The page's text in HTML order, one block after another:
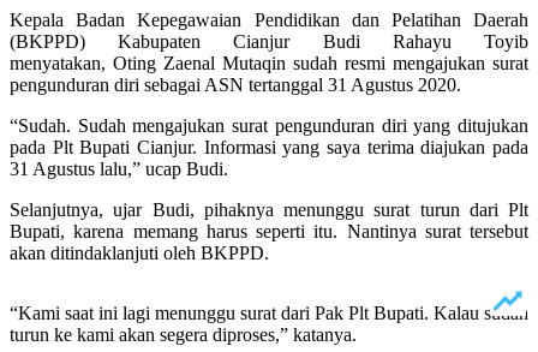
Kepala Badan Kepegawaian Pendidikan dan Pelatihan Daerah
(BKPPD) Kabupaten Cianjur Budi Rahayu Toyib
menyatakan, Oting Zaenal Mutaqin sudah resmi mengajukan surat
pengunduran diri sebagai ASN tertanggal 31 Agustus 2020.
“Sudah. Sudah mengajukan surat pengunduran diri yang ditujukan
pada Plt Bupati Cianjur. Informasi yang saya terima diajukan pada
31 Agustus lalu,” ucap Budi.
Selanjutnya, ujar Budi, pihaknya menunggu surat turun dari Plt
Bupati, karena memang harus seperti itu. Nantinya surat tersebut
akan ditindaklanjuti oleh BKPPD.
“Kami saat ini lagi menunggu surat dari Pak Plt Bupati. Kalau sudah
turun ke kami akan segera diproses,” katanya.